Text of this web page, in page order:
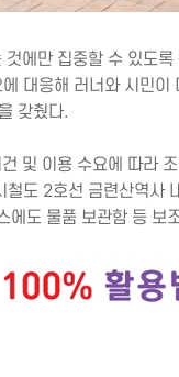
에만 집중할 수 있도
대응해 러너와 시민
갖췄다.
및 이용 수요에 따라
도 2호선 금련산역
도 물품 보관함 등 보